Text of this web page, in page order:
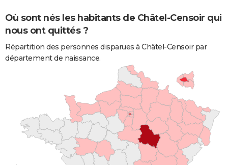
Où sont nés les habitants de Châtel-Censoir qui
nous ont quittés ?
Répartition des personnes disparues à Châtel-Censoir par
département de naissance.